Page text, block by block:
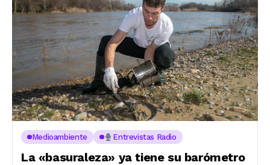
Medioambiente Entrevistas Radio
La «basuraleza» ya tiene su barómetro